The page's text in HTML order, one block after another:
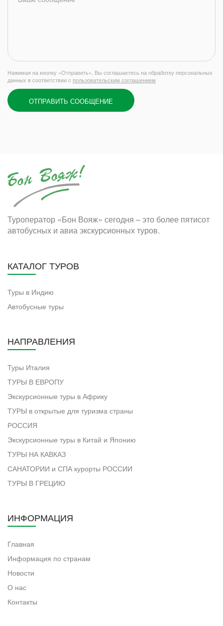
Нажимая на кнопку «Отправить», Вы соглашаетесь на обработку персональных
данных в соответствии с пользовательским соглашением
ОТПРАВИТЬ СООБЩЕНИЕ
Туроператор «Бон Вояж» сегодня – это более пятисот
автобусных и авиа экскурсионных туров.
КАТАЛОГ ТУРОВ
Туры в Индию
Автобусные туры
НАПРАВЛЕНИЯ
Туры Италия
ТУРЫ В ЕВРОПУ
Экскурсионные туры в Африку
ТУРЫ в открытые для туризма страны
РОССИЯ
Экскурсионные туры в Китай и Японию
ТУРЫ НА КАВКАЗ
САНАТОРИИ и СПА курорты РОССИИ
ТУРЫ В ГРЕЦИЮ
ИНФОРМАЦИЯ
Главная
Информация по странам
Новости
О нас
Контакты